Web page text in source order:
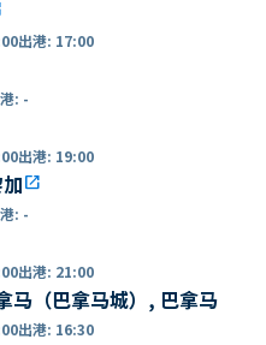
出港: 17:00
: -
出港: 19:00
open_in_new
: -
出港: 21:00
（巴拿马城）, 巴拿马
出港: 16:30